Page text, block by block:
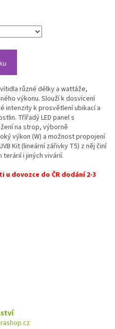
různé délky a wattáže,
výkonu. Slouží k dosvícení
intenzity k prosvětlení ubikací a
Třířadý LED panel s
na strop, výborně
výkon (W) a možnost propojení
Kit(lineární zářivky T5) z něj činí
i jiných vivárií.
dovozce do ČR dodání 2-3